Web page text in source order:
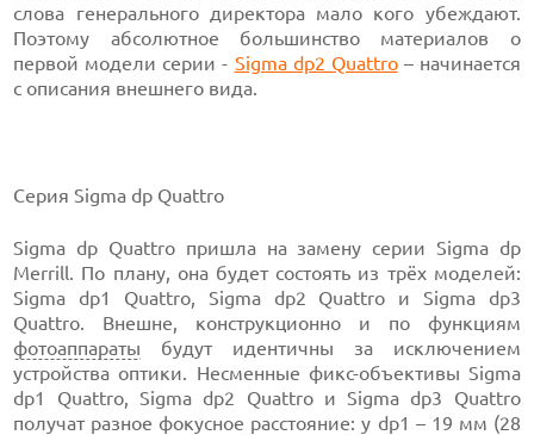
слова генерального директора мало кого убеждают.
Поэтому абсолютное большинство материалов о
первой модели серии - Sigma dp2 Quattro– начинается
с описания внешнего вида.
Серия Sigma dp Quattro
Sigma dp Quattro пришла на замену серии Sigma dp
Merrill. По плану, она будет состоять из трёх моделей:
Sigma dp1 Quattro, Sigma dp2 Quattro и Sigma dp3
Quattro. Внешне, конструкционно и по функциям
фотоаппараты будут идентичны за исключением
устройства оптики. Несменные фикс-объективы Sigma
dp1 Quattro, Sigma dp2 Quattro и Sigma dp3 Quattro
получат разное фокусное расстояние: у dp1 – 19 мм (28